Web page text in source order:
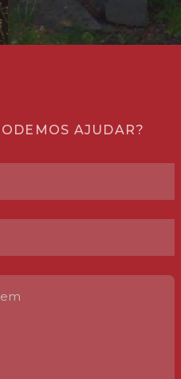
AJUDAR?